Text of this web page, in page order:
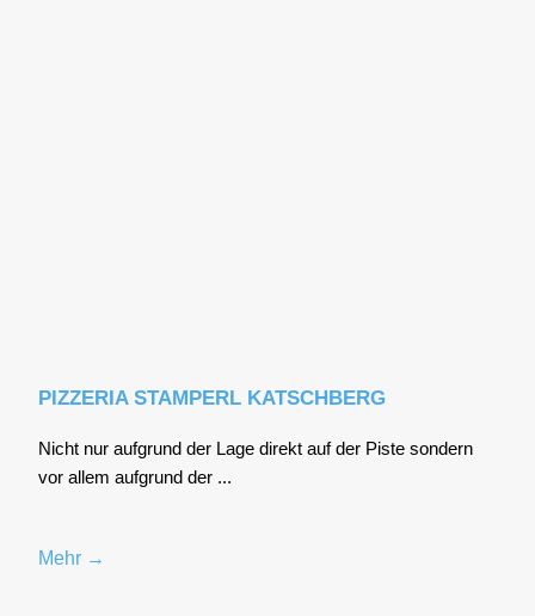
PIZZERIA STAMPERL KATSCHBERG
Nicht nur auf­grund der Lage direkt auf der Pis­te son­dern
vor allem auf­grund der ...
Mehr →